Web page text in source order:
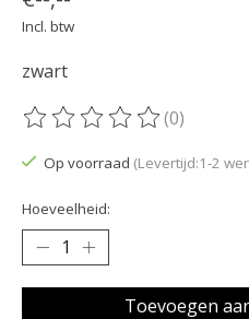
Incl. btw
zwart
De beoordeling van dit
(0)
Op voorraad (Levertijd:1-2
Hoeveelheid:
Toevoegen